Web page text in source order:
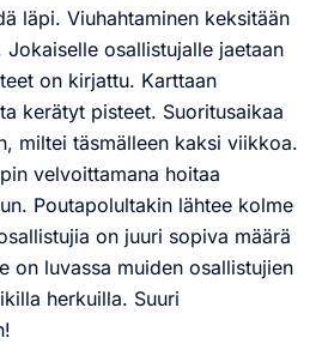
läpi. Viuhahtaminen keksitään
osallistujalle jaetaan
on kirjattu. Karttaan
kerätyt pisteet. Suoritusaikaa
miltei täsmälleen kaksi viikkoa.
velvoittamana hoitaa
Poutapolultakin lähtee kolme
on juuri sopiva määrä
on luvassa muiden osallistujien
herkuilla. Suuri